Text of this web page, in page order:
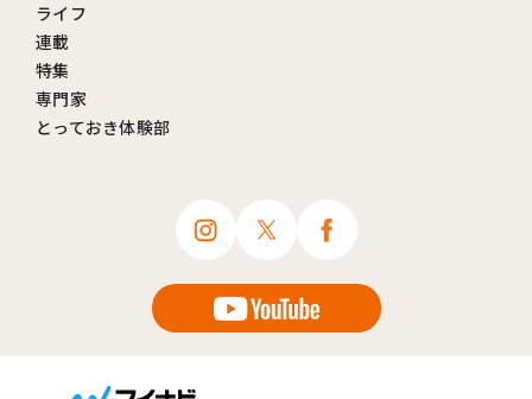
ライフ
連載
特集
専門家
とっておき体験部